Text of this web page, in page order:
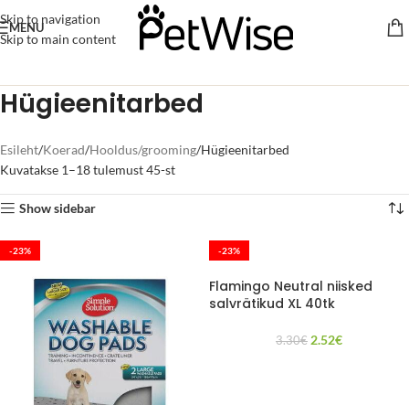
Skip to navigation
Skip to main content
MENU
Hügieenitarbed
Esileht Koerad Hooldus/grooming Hügieenitarbed
Kuvatakse 1–18 tulemust 45-st
Show sidebar
-23% -23%
Flamingo Neutral niisked
salvrätikud XL 40tk
3.30€ 2.52€